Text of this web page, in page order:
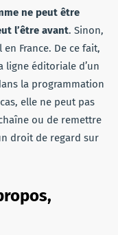
ne peut être
l’être avant. Sinon,
France. De ce fait,
ligne éditoriale d’un
la programmation
elle ne peut pas
ou de remettre
droit de regard sur